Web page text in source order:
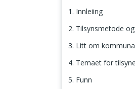
1. Innleiing
2. Tilsynsmetode
3. Litt om
4. Temaet for
5. Funn